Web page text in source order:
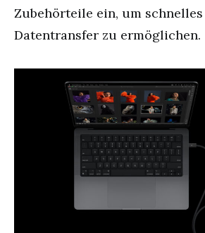
Zubehörteile ein, um
Datentransfer zu ermöglichen.